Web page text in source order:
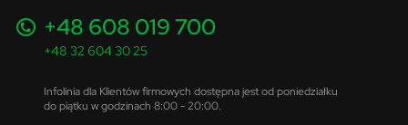
+48 608 019 700
+48 32 604 30 25
Infolinia dla Klientów firmowych dostępna jest od poniedziałku
do piątku w godzinach 8:00 - 20:00.